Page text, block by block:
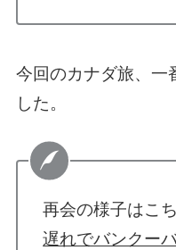
今回のカナダ旅、一
した。
再会の様子はこち
遅れでバンクー